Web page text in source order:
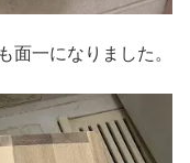
面一になりました。